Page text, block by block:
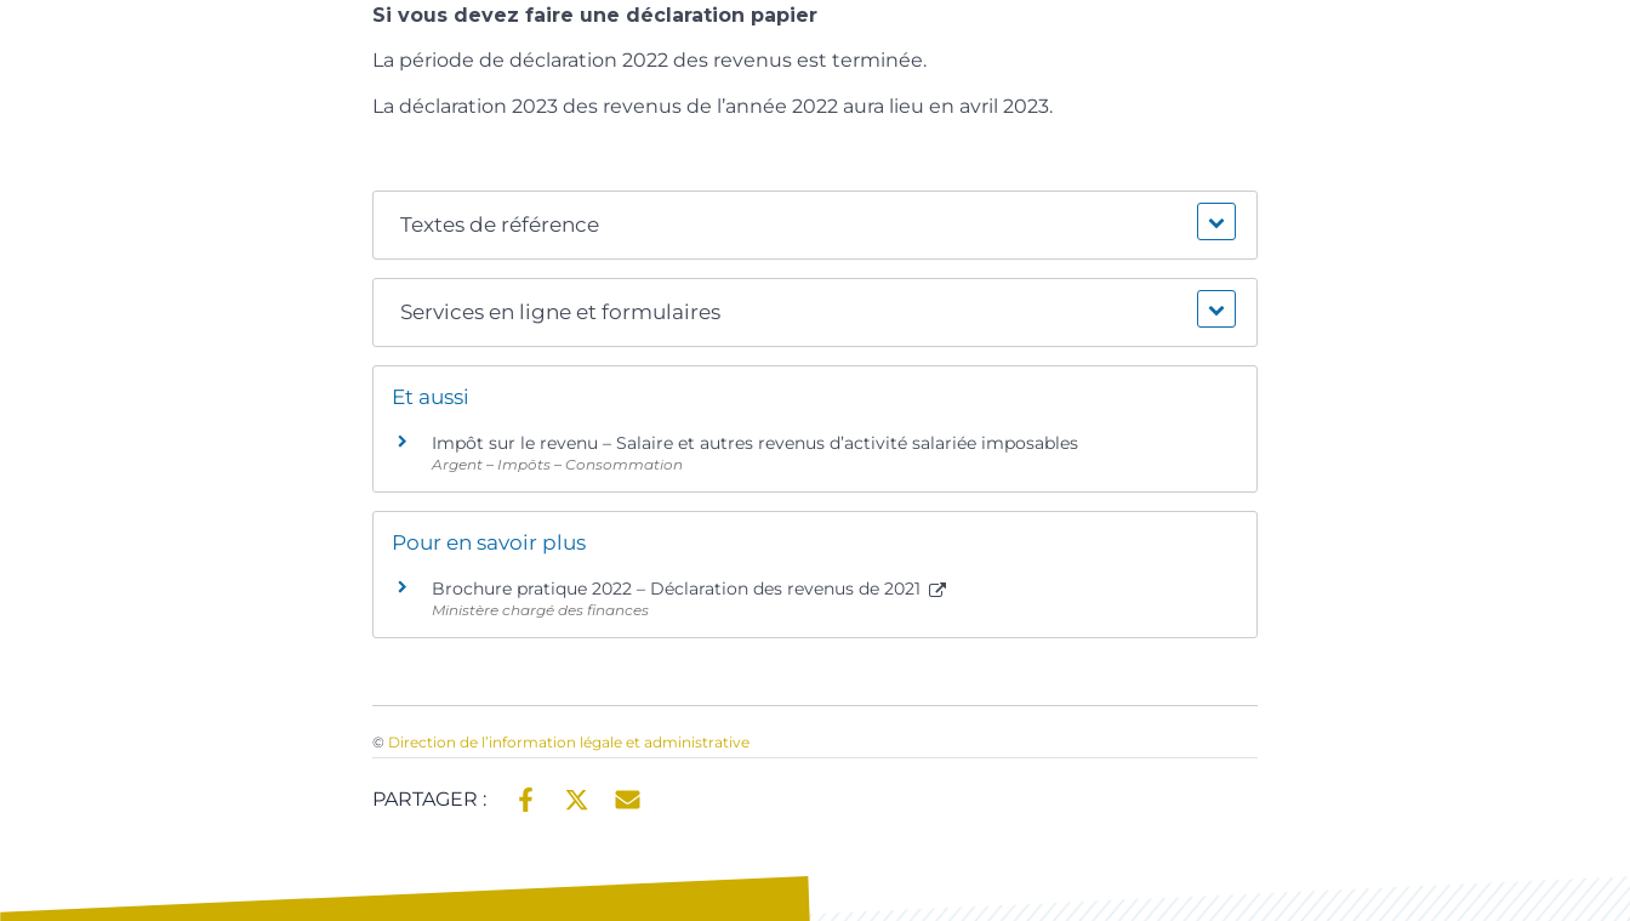
Si vous devez faire une déclaration papier
La période de déclaration 2022 des revenus est terminée.
La déclaration 2023 des revenus de l’année 2022 aura lieu en avril 2023.
Textes de référence
Services en ligne et formulaires
Et aussi
Impôt sur le revenu – Salaire et autres revenus d’activité salariée imposables
Argent – Impôts – Consommation
Pour en savoir plus
Brochure pratique 2022 – Déclaration des revenus de 2021
Ministère chargé des finances
© Direction de l’information légale et administrative
PARTAGER :